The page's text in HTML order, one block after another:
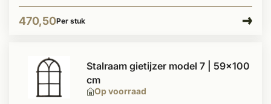
470,50Per stuk
Op voorraad
Stalraam gietijzer model 7 | 59x100
cm